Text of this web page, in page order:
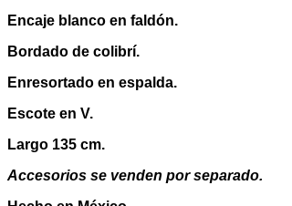
Encaje blanco en faldón.
Bordado de colibrí.
Enresortado en espalda.
Escote en V.
Largo 135 cm.
Accesorios se venden por separado.